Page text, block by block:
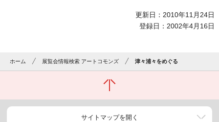
更新日：2010年11月24日
登録日：2002年4月16日
ホーム 展覧会情報検索 アートコモンズ 津々浦々をめぐる
サイトマップを開く